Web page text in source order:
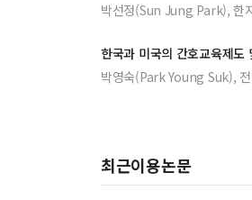
박선정(Sun Jung Park),
한국과 미국의 간호교육제도
박영숙(Park Young Suk),
최근이용논문